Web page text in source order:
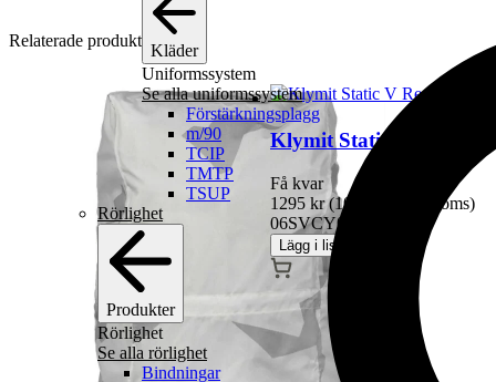
Kläder
Uniformssystem
Se alla uniformssystem
Förstärkningsplagg
m/90
TCIP
TMTP
TSUP
Rörlighet
Produkter
Rörlighet
Se alla rörlighet
Bindningar
Relaterade produkter
Klymit Static V Recon
Få kvar
1295 kr (1036
exkl moms)
06SVCY01C
Lägg i lista